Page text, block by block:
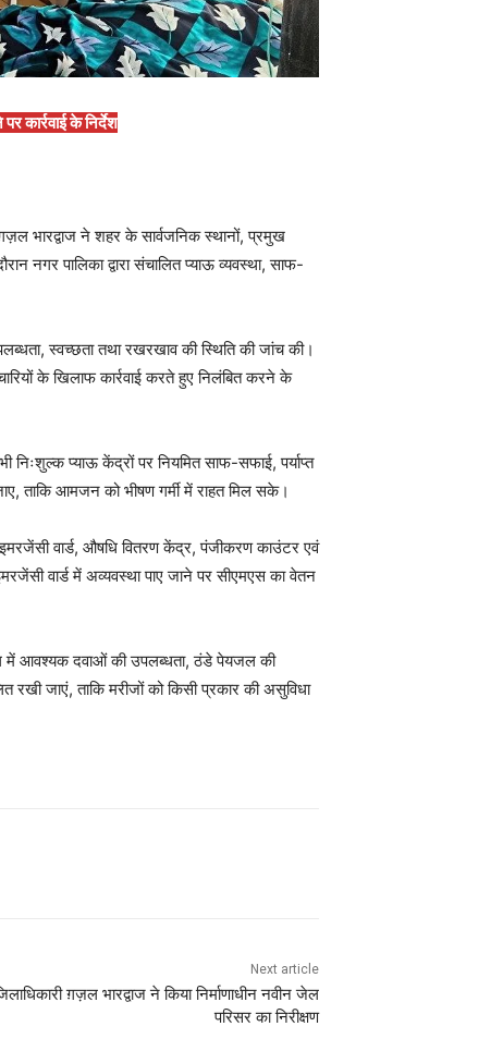
कार्रवाई के निर्देश
भारद्वाज ने शहर के सार्वजनिक स्थानों, प्रमुख
नगर पालिका द्वारा संचालित प्याऊ व्यवस्था, साफ-
स्वच्छता तथा रखरखाव की स्थिति की जांच की।
के खिलाफ कार्रवाई करते हुए निलंबित करने के
निःशुल्क प्याऊ केंद्रों पर नियमित साफ-सफाई, पर्याप्त
ताकि आमजन को भीषण गर्मी में राहत मिल सके।
वार्ड, औषधि वितरण केंद्र, पंजीकरण काउंटर एवं
वार्ड में अव्यवस्था पाए जाने पर सीएमएस का वेतन
में आवश्यक दवाओं की उपलब्धता, ठंडे पेयजल की
जाएं, ताकि मरीजों को किसी प्रकार की असुविधा
Next article
ग़ज़ल भारद्वाज ने किया निर्माणाधीन नवीन जेल
परिसर का निरीक्षण